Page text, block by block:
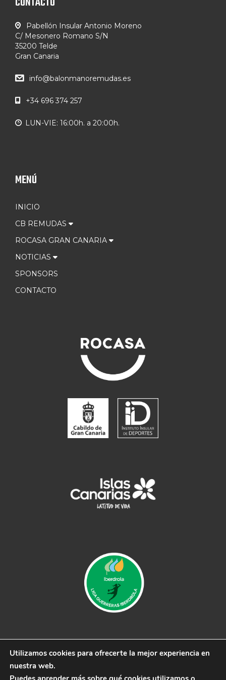
Pabellón Insular Antonio Moreno
C/ Mesonero Romano S/N
35200 Telde
Gran Canaria
info@balonmanoremudas.es
+34 696 374 257
LUN-VIE: 16:00h. a 20:00h.
MENÚ
INICIO
CB REMUDAS
ROCASA GRAN CANARIA
NOTICIAS
SPONSORS
CONTACTO
© 2019 CB Remudas - Desarrollado por3COM
Utilizamos cookies para ofrecerte la mejor experiencia en
nuestra web.